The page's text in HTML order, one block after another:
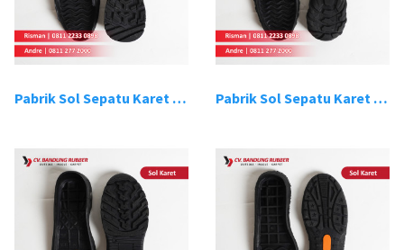
Pabrik Sol Sepatu Karet Bandung 7 Pabrik Sol Sepatu Karet Bandung 8